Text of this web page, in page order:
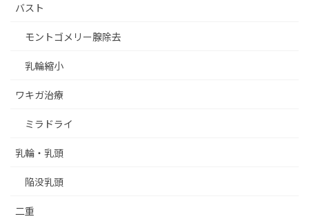
バスト
モントゴメリー腺除去
乳輪縮小
ワキガ治療
ミラドライ
乳輪・乳頭
陥没乳頭
二重